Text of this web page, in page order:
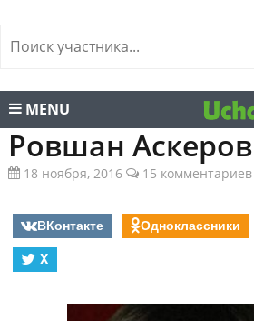
MENU
Ровшан Аскеров
18 ноября, 2016 15 комментариев
ВКонтакте Одноклассники
X